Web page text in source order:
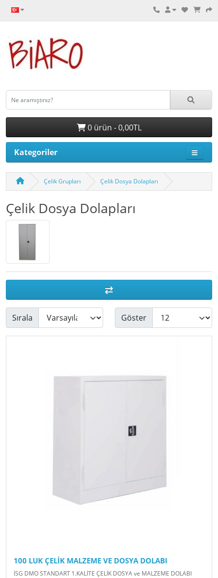
0 ürün - 0,00TL
Kategoriler
Çelik Grupları Çelik Dosya Dolapları
Çelik Dosya Dolapları
Sırala Göster
100 LUK ÇELİK MALZEME VE DOSYA DOLABI
İSG DMO STANDART 1.KALİTE ÇELİK DOSYA ve MALZEME DOLABI